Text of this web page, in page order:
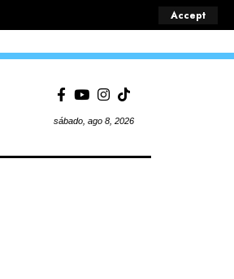
Accept
sábado, ago 8, 2026